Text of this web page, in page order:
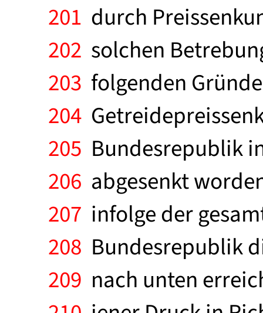
201 durch
202 solchen
203 folgenden
204
205 Bundesrepublik
206 abgesenkt
207 infolge der
208 Bundesrepublik
209 nach unten